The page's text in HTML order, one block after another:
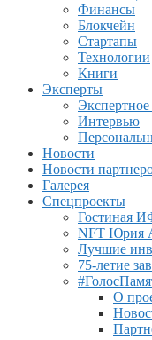
Финансы
Блокчейн
Стартапы
Технологии
Книги
Эксперты
Интервью
Новости
Новости
Галерея
Спецпроекты
Гостиная
NFT Юрия
Лучшие
75-летие
О